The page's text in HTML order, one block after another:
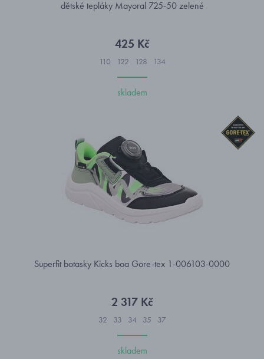
dětské tepláky Mayoral 725-50 zelené
425 Kč
110 122 128 134
skladem
Superfit botasky Kicks boa Gore-tex 1-006103-0000
2 317 Kč
32 33 34 35 37
skladem